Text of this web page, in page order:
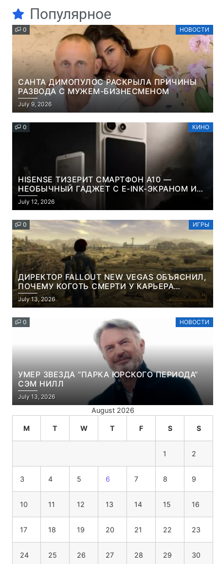
Популярное
0 НОВОСТИ
САНТА ДИМОПУЛОС РАСКРЫЛА ПРИЧИНЫ
РАЗВОДА С МУЖЕМ-БИЗНЕСМЕНОМ
July 9, 2026
0 КИНО
HISENSE ТИЗЕРИТ СМАРТФОН A10 —
НЕОБЫЧНЫЙ ГАДЖЕТ С E-INK-ЭКРАНОМ И
СЪЕМНОЙ LCD-ПАНЕЛЬЮ ДЛЯ ЦВЕТНОГО
КОНТЕНТА И СОЦСЕТЕЙ
July 12, 2026
0 ИГРЫ
ДИРЕКТОР FALLOUT NEW VEGAS ОБЪЯСНИЛ,
ПОЧЕМУ КОГОТЬ СМЕРТИ У КАРЬЕРА
НАМЕРЕННО СНОСИТ ВАМ ГОЛОВУ
July 13, 2026
0 НОВОСТИ
УМЕР ЗВЕЗДА “ПАРКА ЮРСКОГО ПЕРИОДА”
СЭМ НИЛЛ
July 13, 2026
August 2026
M T W T F S S
1 2
3 4 5 6 7 8 9
10 11 12 13 14 15 16
17 18 19 20 21 22 23
24 25 26 27 28 29 30